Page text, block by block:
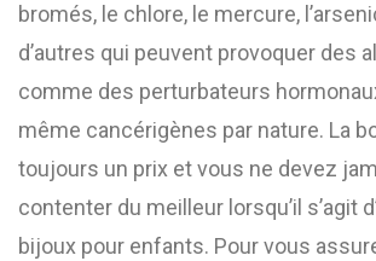
bromés, le chlore, le mercure,
d’autres qui peuvent provoquer des
comme des perturbateurs
même cancérigènes par nature. La
toujours un prix et vous ne devez
contenter du meilleur lorsqu’il s’agit
bijoux pour enfants. Pour vous